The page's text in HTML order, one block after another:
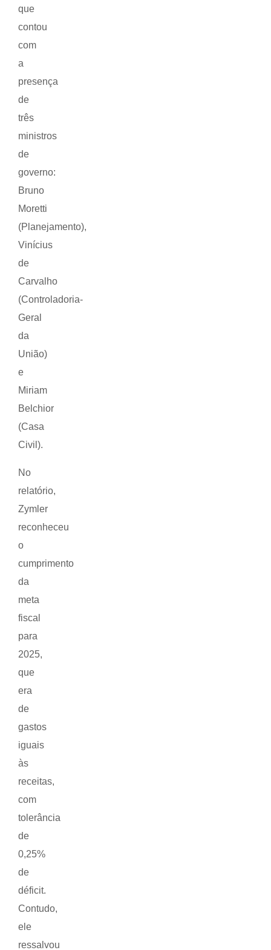
que
contou
com
a
presença
de
três
ministros
de
governo:
Bruno
Moretti
(Planejamento),
Vinícius
de
Carvalho
(Controladoria-
Geral
da
União)
e
Miriam
Belchior
(Casa
Civil).
No
relatório,
Zymler
reconheceu
o
cumprimento
da
meta
fiscal
para
2025,
que
era
de
gastos
iguais
às
receitas,
com
tolerância
de
0,25%
de
déficit.
Contudo,
ele
ressalvou